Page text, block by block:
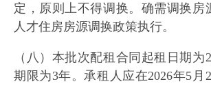
定，原则上不得调换。确需调换房
人才住房房源调换政策执行。
（八）本批次配租合同起租日期为
期限为3年。承租人应在2026年5月